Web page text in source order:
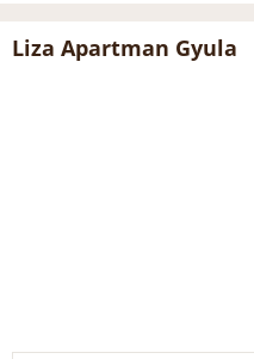
Liza Apartman Gyula